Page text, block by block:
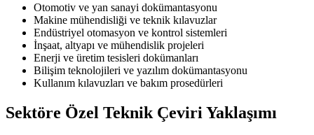
Otomotiv ve yan sanayi dokümantasyonu
Makine mühendisliği ve teknik kılavuzlar
Endüstriyel otomasyon ve kontrol sistemleri
İnşaat, altyapı ve mühendislik projeleri
Enerji ve üretim tesisleri dokümanları
Bilişim teknolojileri ve yazılım dokümantasyonu
Kullanım kılavuzları ve bakım prosedürleri
Sektöre Özel Teknik Çeviri Yaklaşımı